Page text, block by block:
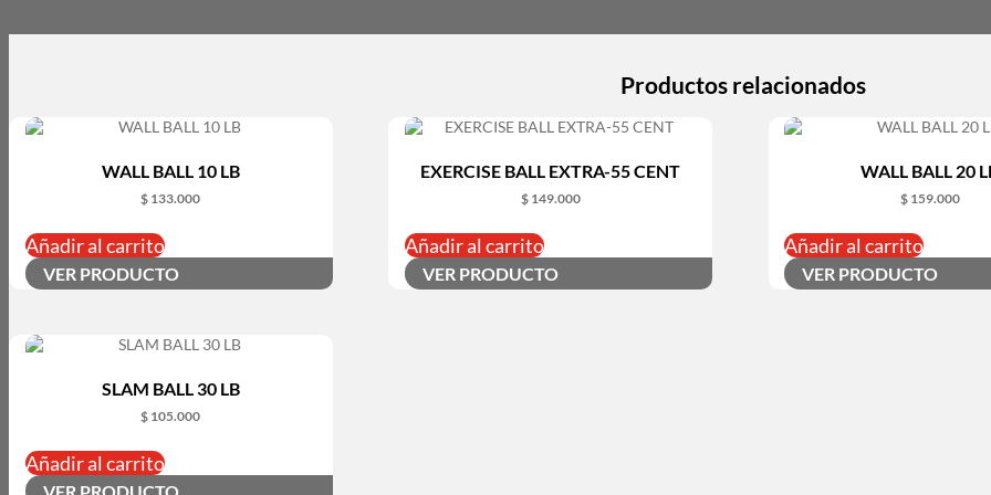
Productos relacionados
WALL BALL 10 LB
$ 133.000
Añadir al carrito
VER PRODUCTO
EXERCISE BALL EXTRA-55 CENT
$149.000
Añadir al carrito
VER PRODUCTO
WALL BALL 20
$159.000
Añadir al carrito
VER PRODUCTO
SLAM BALL 30 LB
$ 105.000
Añadir al carrito